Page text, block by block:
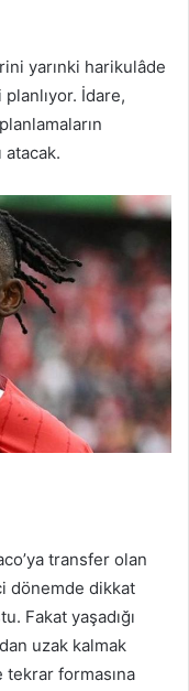
yarınki harikulâde
İdare,
atacak.
transfer olan
dönemde dikkat
Fakat yaşadığı
uzak kalmak
tekrar formasına